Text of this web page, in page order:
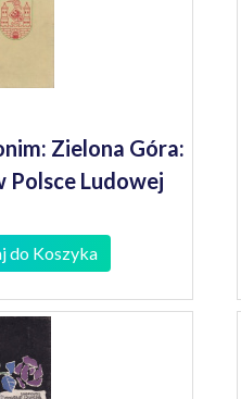
Zielona Góra:
Polsce Ludowej
do Koszyka